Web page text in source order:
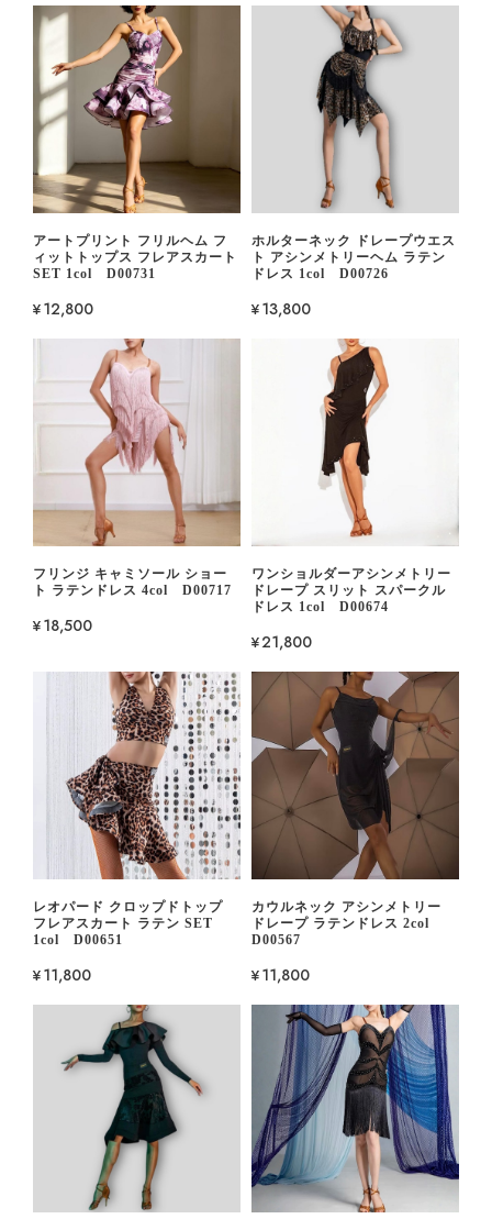
アートプリント フリルヘム フ
ィットトップス フレアスカート
SET 1col D00731
¥12,800
ホルターネック ドレープウエス
ト アシンメトリーヘム ラテン
ドレス 1col D00726
¥13,800
フリンジ キャミソール ショー
ト ラテンドレス 4col D00717
¥18,500
ワンショルダーアシンメトリー
ドレープ スリット スパークル
ドレス 1col D00674
¥21,800
レオパード クロップドトップ
フレアスカート ラテン SET
1col D00651
¥11,800
カウルネック アシンメトリー
ドレープ ラテンドレス 2col
D00567
¥11,800